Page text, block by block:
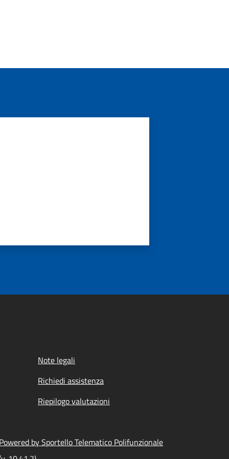
Note legali
Richiedi assistenza
Riepilogo valutazioni
Powered by Sportello Telematico Polifunzionale